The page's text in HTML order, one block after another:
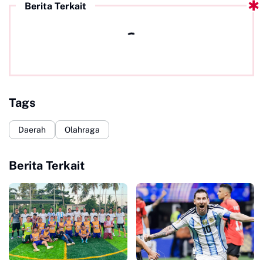
Berita Terkait
Tags
Daerah Olahraga
Berita Terkait